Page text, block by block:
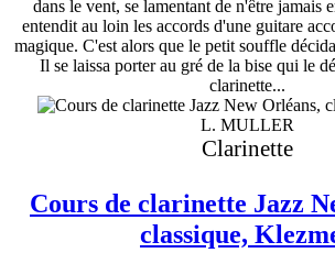
dans le vent, se lamentant de n'être jamais
entendit au loin les accords d'une guitare
magique. C'est alors que le petit souffle
Il se laissa porter au gré de la bise qui le
clarinette...
L. MULLER
Clarinette
Cours de clarinette Jazz
classique,